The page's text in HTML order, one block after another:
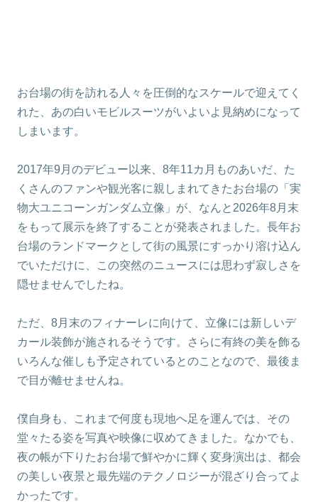
お台場の街を訪れる人々を圧倒的なスケールで迎えてく
れた、あの白いモビルスーツがいよいよ見納めになって
しまいます。
2017年9月のデビュー以来、8年11カ月ものあいだ、た
くさんのファンや観光客に親しまれてきたお台場の「実
物大ユニコーンガンダム立像」が、なんと2026年8月末
をもって展示を終了することが発表されました。長年お
台場のランドマークとして街の風景にすっかり溶け込ん
でいただけに、この突然のニュースには思わず寂しさを
隠せませんでしたね。
ただ、8月末のフィナーレに向けて、立像には新しいデ
カール装飾が施されるそうです。さらに有終の美を飾る
いろんな催しも予定されているとのことなので、最後ま
で目が離せませんね。
僕自身も、これまで何度も現地へ足を運んでは、その
堂々たる姿を写真や映像に収めてきました。なかでも、
夜の帳が下りたお台場で鮮やかに輝く変身演出は、都会
の美しい夜景と最先端のテクノロジーが混ざり合ってよ
かったです。